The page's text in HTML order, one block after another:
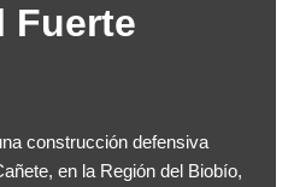
Fuerte
construcción defensiva
en la Región del Biobío,